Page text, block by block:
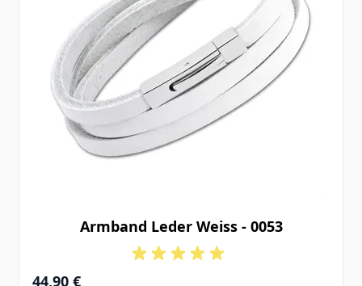
Armband Leder Weiss - 0053
44,90 €